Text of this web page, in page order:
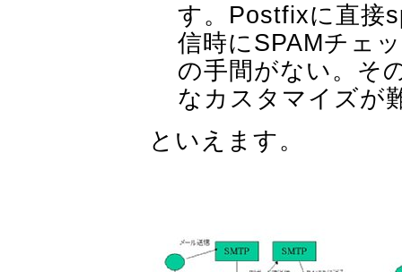
す。Postfixに直接
信時にSPAMチェ
の手間がない。そ
なカスタマイズが
といえます。